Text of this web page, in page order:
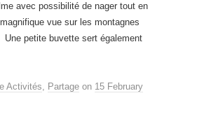
avec possibilité de nager tout en
vue sur les montagnes
petite buvette sert également
Activités, Partage on 15 February